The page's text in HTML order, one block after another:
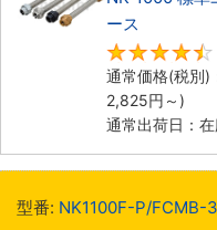
ース
通常価格(税別)
2,825円 ～)
通常出荷日：
型番: NK1100F-P/FCMB-